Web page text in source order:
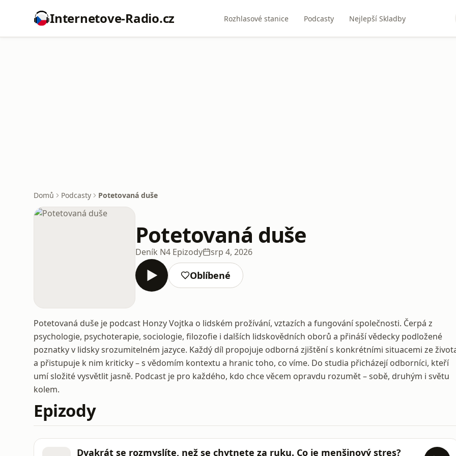
Internetove-Radio.cz Rozhlasové stanice Podcasty Nejlepší Skladby
Domů Podcasty Potetovaná duše
Potetovaná duše
Deník N4 Epizody srp 4, 2026
Oblíbené
Potetovaná duše je podcast Honzy Vojtka o lidském prožívání, vztazích a fungování společnosti. Čerpá z
psychologie, psychoterapie, sociologie, filozofie i dalších lidskovědních oborů a přináší vědecky podložené
poznatky v lidsky srozumitelném jazyce. Každý díl propojuje odborná zjištění s konkrétními situacemi ze
a přistupuje k nim kriticky – s vědomím kontextu a hranic toho, co víme. Do studia přicházejí odborníci, kteří
umí složité vysvětlit jasně. Podcast je pro každého, kdo chce věcem opravdu rozumět – sobě, druhým i světu
kolem.
Epizody
Dvakrát se rozmyslíte, než se chytnete za ruku. Co je menšinový stres?